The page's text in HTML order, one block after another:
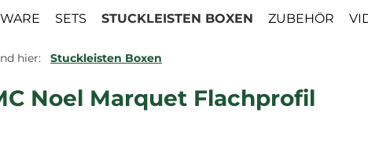
SETS STUCKLEISTEN BOXEN ZUBEHÖR
hier: Stuckleisten Boxen
Noel Marquet Flachprofil